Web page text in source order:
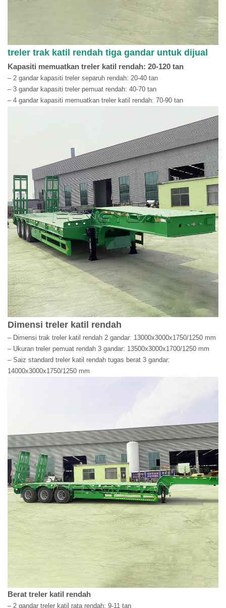
treler trak katil rendah tiga gandar untuk dijual
Kapasiti memuatkan treler katil rendah: 20-120 tan
– 2 gandar kapasiti treler separuh rendah: 20-40 tan
– 3 gandar kapasiti treler pemuat rendah: 40-70 tan
– 4 gandar kapasiti memuatkan treler katil rendah: 70-90 tan
Dimensi treler katil rendah
– Dimensi trak treler katil rendah 2 gandar: 13000x3000x1750/1250 mm
– Ukuran treler pemuat rendah 3 gandar: 13500x3000x1700/1250 mm
– Saiz standard treler katil rendah tugas berat 3 gandar:
14000x3000x1750/1250 mm
Berat treler katil rendah
– 2 gandar treler katil rata rendah: 9-11 tan